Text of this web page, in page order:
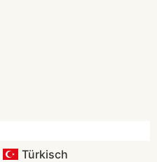
Türkisch